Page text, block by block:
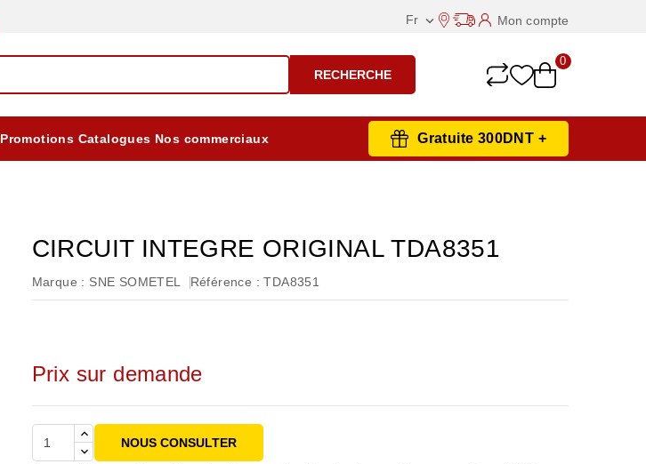
Fr  Mon compte
RECHERCHE
0
Promotions Catalogues Nos commerciaux Gratuite 300DNT +
CIRCUIT INTEGRE ORIGINAL TDA8351
Marque : SNE SOMETEL Référence : TDA8351
Prix sur demande
NOUS CONSULTER